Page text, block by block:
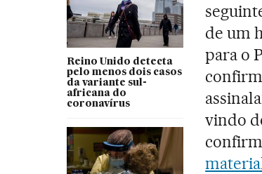
Reino Unido detecta
pelo menos dois casos
da variante sul-
africana do
coronavírus
de um
para o
vindo